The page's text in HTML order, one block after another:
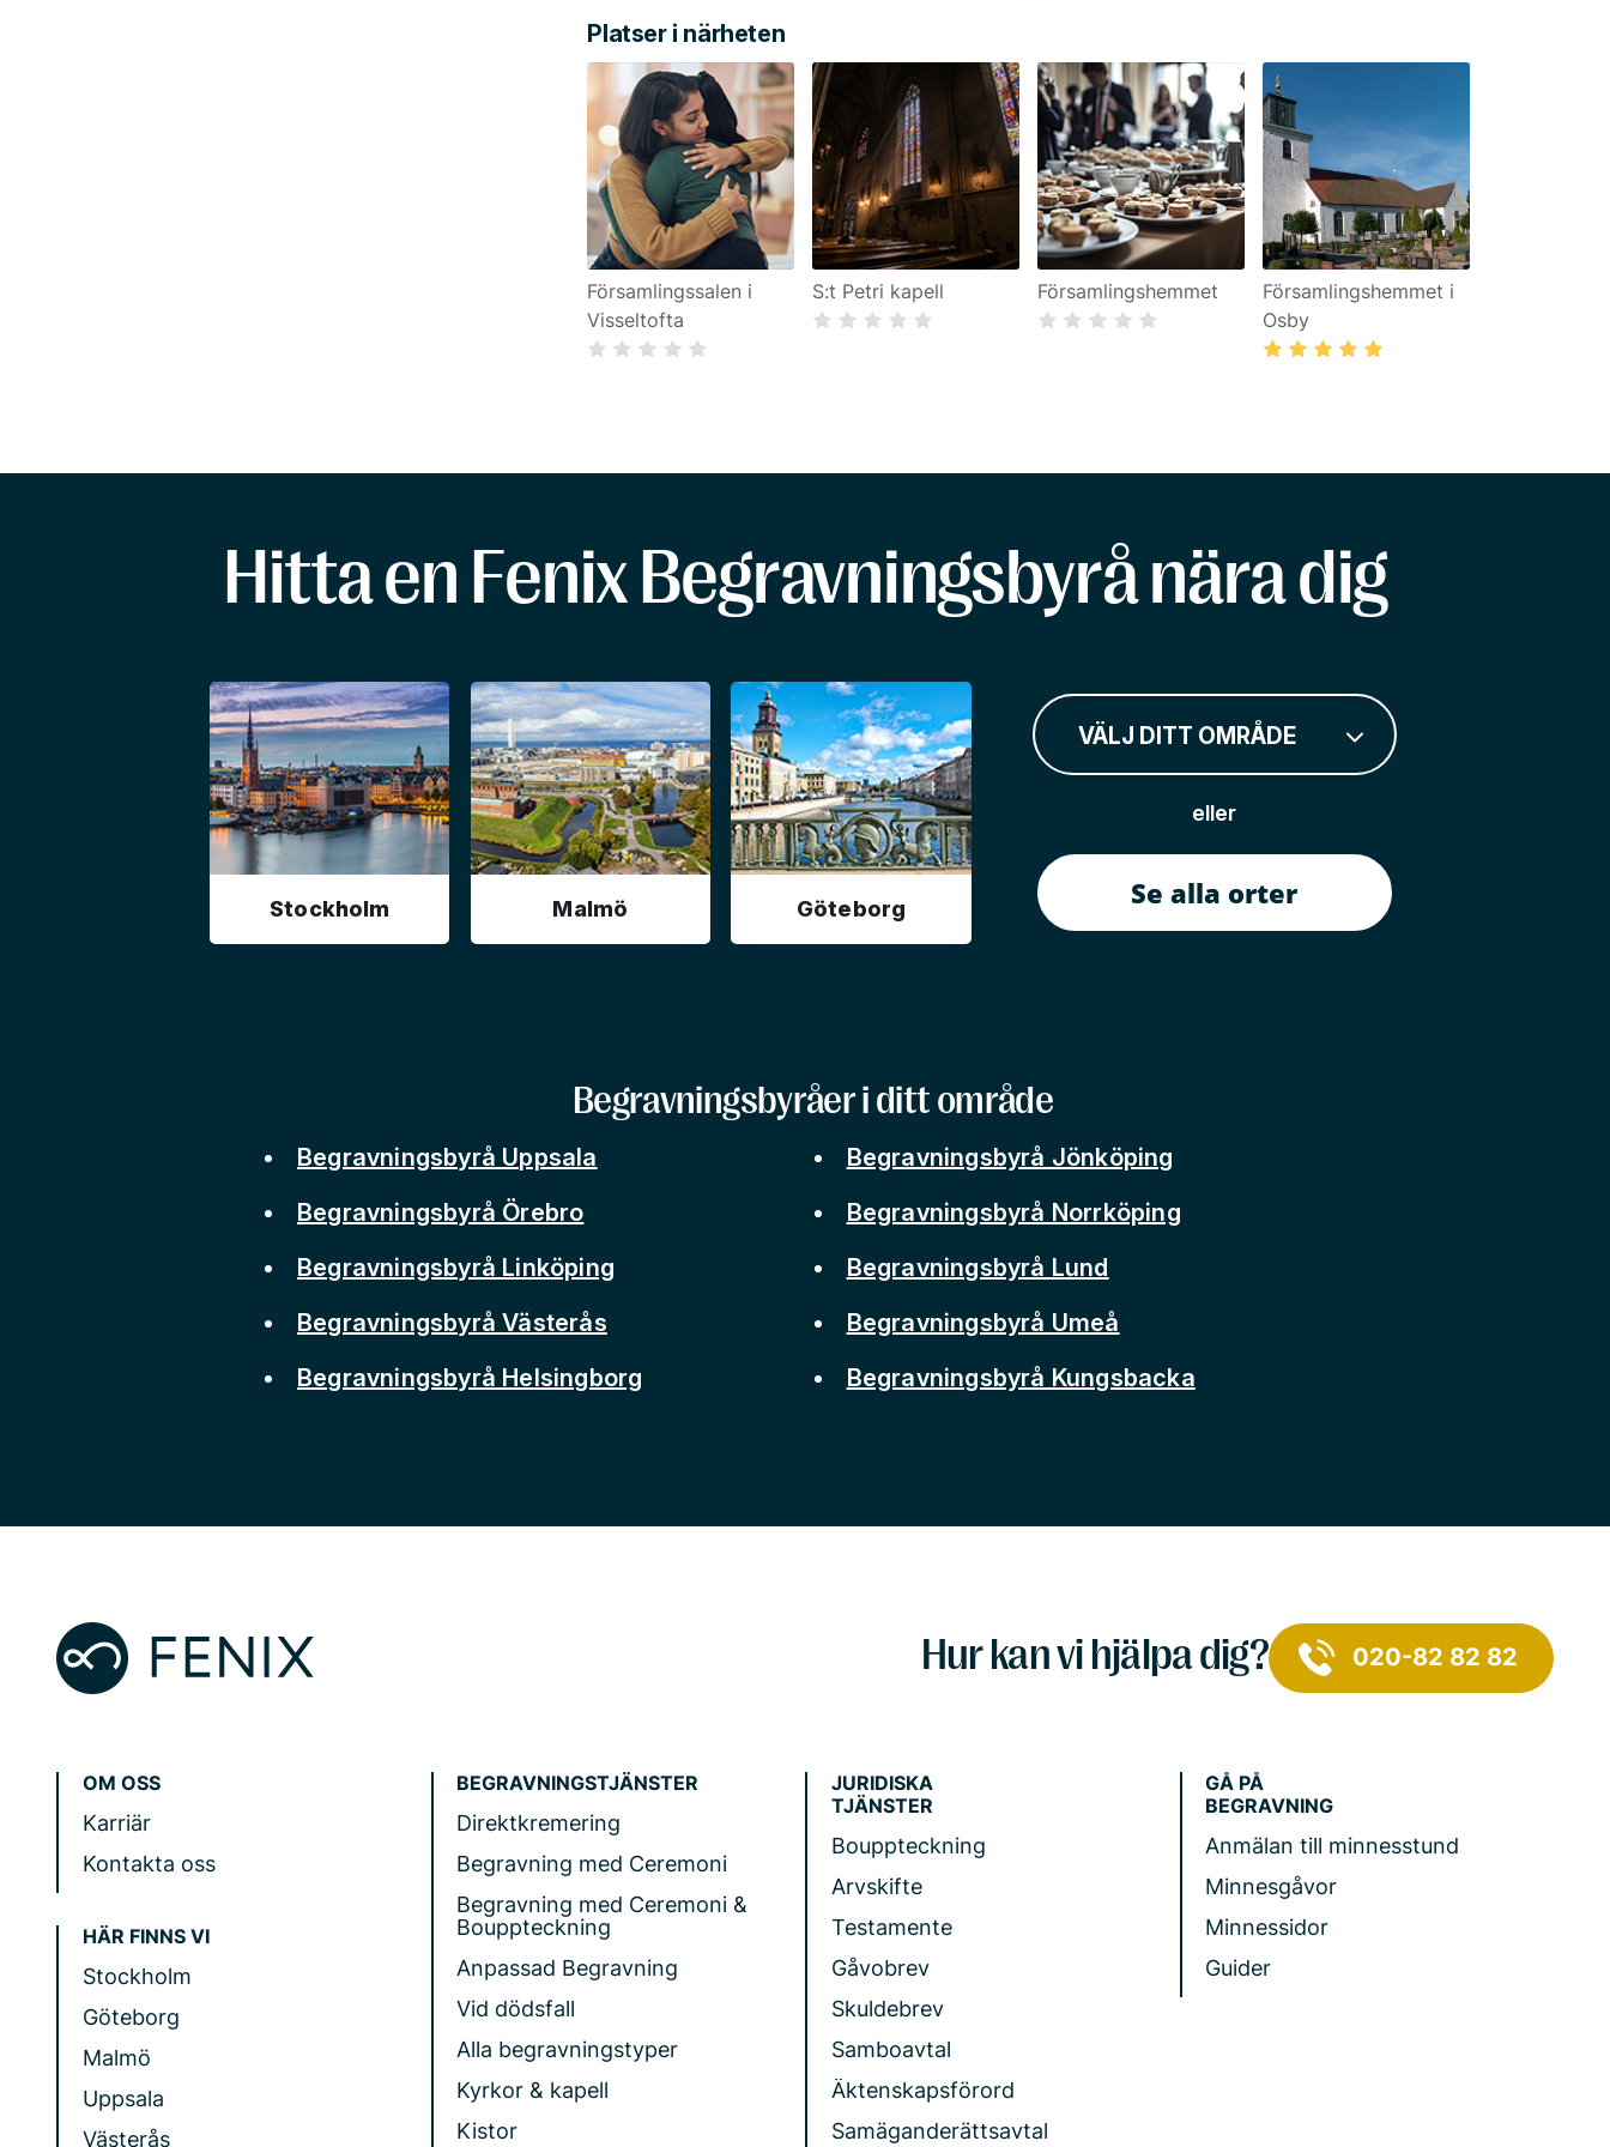
Platser i närheten
Församlingssalen i
Visseltofta
S:t Petri kapell Församlingshemmet
Församlingshemmet i
Osby
Hitta en Fenix Begravningsbyrå nära dig
Stockholm Malmö Göteborg
VÄLJ DITT OMRÅDE
eller
Se alla orter
Begravningsbyråer i ditt område
Begravningsbyrå Uppsala
Begravningsbyrå Örebro
Begravningsbyrå Linköping
Begravningsbyrå Västerås
Begravningsbyrå Helsingborg
Begravningsbyrå Jönköping
Begravningsbyrå Norrköping
Begravningsbyrå Lund
Begravningsbyrå Umeå
Begravningsbyrå Kungsbacka
Hur kan vi hjälpa dig? 020-82 82 82
OM OSS
Karriär
Kontakta oss
HÄR FINNS VI
Stockholm
Göteborg
Malmö
Uppsala
Västerås
BEGRAVNINGSTJÄNSTER
Direktkremering
Begravning med Ceremoni
Begravning med Ceremoni &
Bouppteckning
Anpassad Begravning
Vid dödsfall
Alla begravningstyper
Kyrkor & kapell
Kistor
JURIDISKA
TJÄNSTER
Bouppteckning
Arvskifte
Testamente
Gåvobrev
Skuldebrev
Samboavtal
Äktenskapsförord
Samäganderättsavtal
GÅ PÅ
BEGRAVNING
Anmälan till minnesstund
Minnesgåvor
Minnessidor
Guider